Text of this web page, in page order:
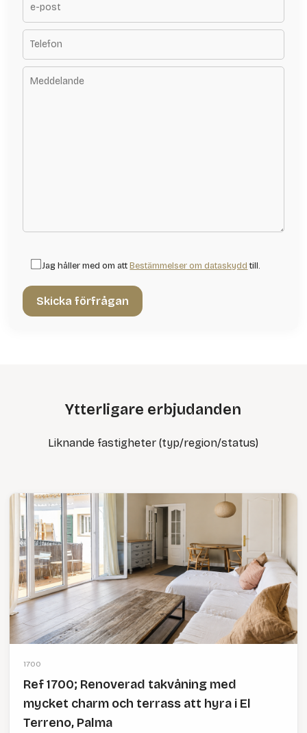
Jag håller med om attBestämmelser om dataskyddtill.
Ytterligare erbjudanden
Liknande fastigheter (typ/region/status)
1700
Ref 1700; Renoverad takvåning med
mycket charm och terrass att hyra i El
Terreno, Palma